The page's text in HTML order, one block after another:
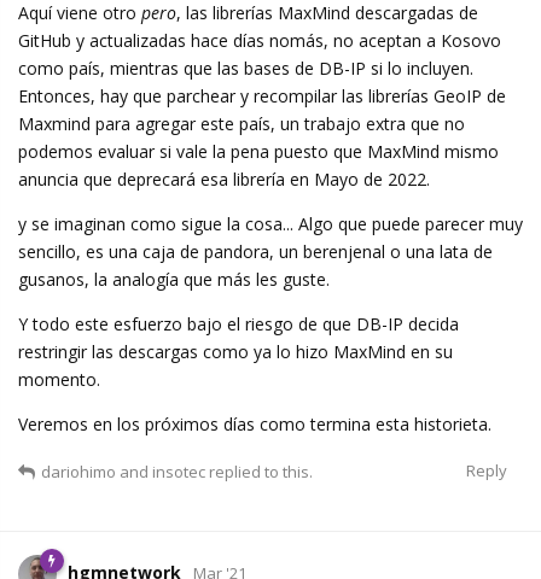
Aquí viene otro pero, las librerías MaxMind descargadas de
GitHub y actualizadas hace días nomás, no aceptan a Kosovo
como país, mientras que las bases de DB-IP si lo incluyen.
Entonces, hay que parchear y recompilar las librerías GeoIP de
Maxmind para agregar este país, un trabajo extra que no
podemos evaluar si vale la pena puesto que MaxMind mismo
anuncia que deprecará esa librería en Mayo de 2022.
y se imaginan como sigue la cosa... Algo que puede parecer muy
sencillo, es una caja de pandora, un berenjenal o una lata de
gusanos, la analogía que más les guste.
Y todo este esfuerzo bajo el riesgo de que DB-IP decida
restringir las descargas como ya lo hizo MaxMind en su
momento.
Veremos en los próximos días como termina esta historieta.
Reply
dariohimo and insotec replied to this.
hgmnetwork Mar '21